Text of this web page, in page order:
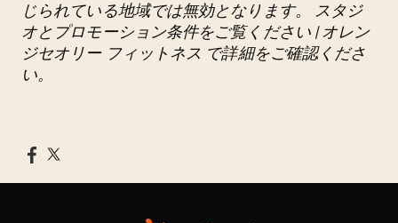
じられている地域では無効となります。 スタジ
オとプロモーション条件をご覧ください | オレン
ジセオリー フィットネス で詳細をご確認くださ
い。